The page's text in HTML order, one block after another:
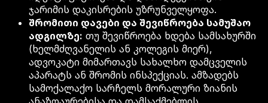
ჯარიმის დაკისრების უზრუნველყოფა.
შრომითი დავები და შევიწროება სამუშაო
ადგილზე: თუ შევიწროება ხდება სამსახურში
(ხელმძღვანელის ან კოლეგის მიერ),
ადვოკატი მიმართავს სახალხო დამცველის
აპარატს ან შრომის ინსპექციას. ამზადებს
სამოქალაქო სარჩელს მორალური ზიანის